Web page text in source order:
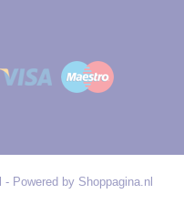
Powered by Shoppagina.nl